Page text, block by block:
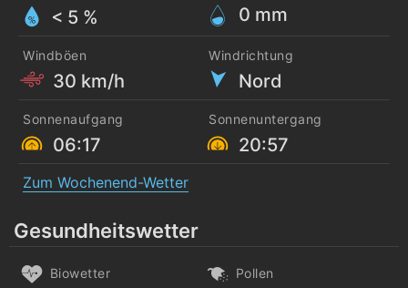
< 5 % 0 mm
Windböen
30 km/h
Windrichtung
Nord
Sonnenaufgang
06:17
Sonnenuntergang
20:57
Zum Wochenend-Wetter
Gesundheitswetter
Biowetter Pollen